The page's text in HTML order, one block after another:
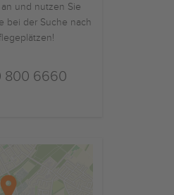
und nutzen Sie
bei der Suche nach
6660